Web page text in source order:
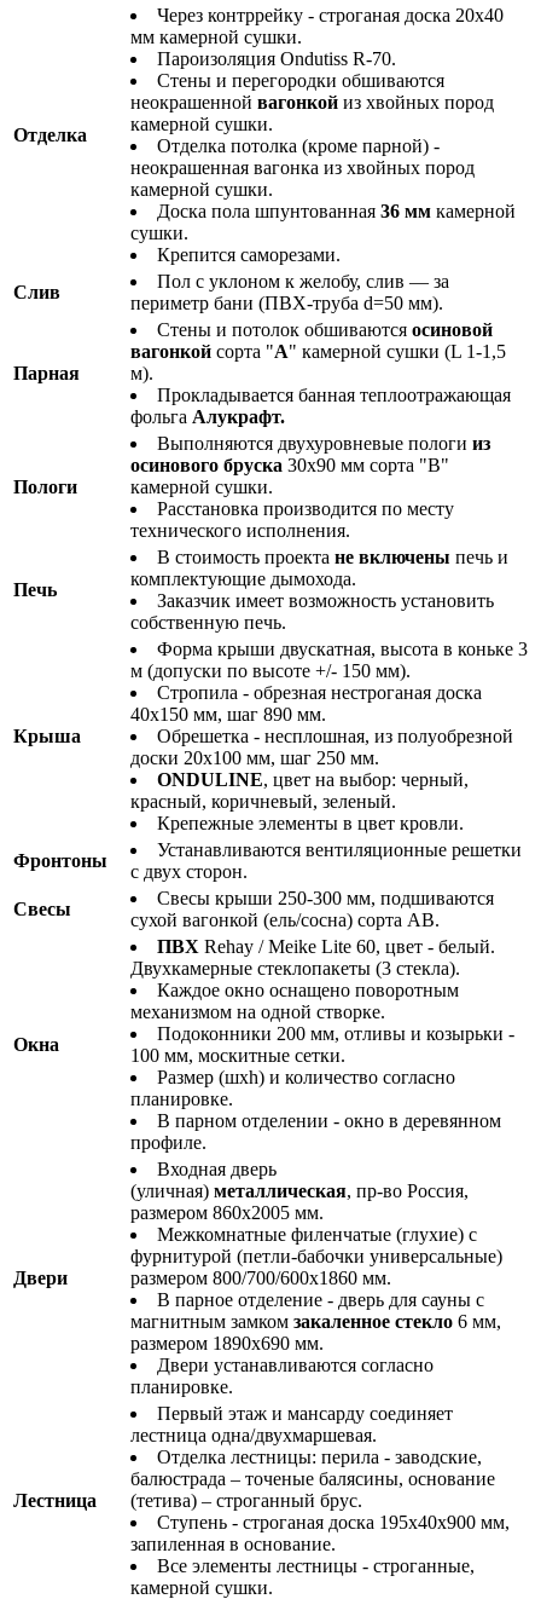
Отделка
Через контррейку - строганая доска 20х40
мм камерной сушки.
Пароизоляция Ondutiss R-70.
Стены и перегородки обшиваются
неокрашенной вагонкой из хвойных пород
камерной сушки.
Отделка потолка (кроме парной) -
неокрашенная вагонка из хвойных пород
камерной сушки.
Доска пола шпунтованная 36 мм камерной
сушки.
Крепится саморезами.
Слив
Пол с уклоном к желобу, слив — за
периметр бани (ПВХ-труба d=50 мм).
Парная
Стены и потолок обшиваются осиновой
вагонкой сорта "А" камерной сушки (L 1-1,5
м).
Прокладывается банная теплоотражающая
фольга Алукрафт.
Пологи
Выполняются двухуровневые пологи из
осинового бруска 30х90 мм сорта "В"
камерной сушки.
Расстановка производится по месту
технического исполнения.
Печь
В стоимость проекта не включены печь и
комплектующие дымохода.
Заказчик имеет возможность установить
собственную печь.
Крыша
Форма крыши двускатная, высота в коньке 3
м (допуски по высоте +/- 150 мм).
Стропила - обрезная нестроганая доска
40х150 мм, шаг 890 мм.
Обрешетка - несплошная, из полуобрезной
доски 20х100 мм, шаг 250 мм.
ONDULINE, цвет на выбор: черный,
красный, коричневый, зеленый.
Крепежные элементы в цвет кровли.
Фронтоны
Устанавливаются вентиляционные решетки
с двух сторон.
Свесы
Свесы крыши 250-300 мм, подшиваются
сухой вагонкой (ель/сосна) сорта АВ.
Окна
ПВХ Rehay / Meike Lite 60, цвет - белый.
Двухкамерные стеклопакеты (3 стекла).
Каждое окно оснащено поворотным
механизмом на одной створке.
Подоконники 200 мм, отливы и козырьки -
100 мм, москитные сетки.
Размер (шхh) и количество согласно
планировке.
В парном отделении - окно в деревянном
профиле.
Двери
Входная дверь
(уличная) металлическая, пр-во Россия,
размером 860х2005 мм.
Межкомнатные филенчатые (глухие) с
фурнитурой (петли-бабочки универсальные)
размером 800/700/600х1860 мм.
В парное отделение - дверь для сауны с
магнитным замком закаленное стекло 6 мм,
размером 1890х690 мм.
Двери устанавливаются согласно
планировке.
Лестница
Первый этаж и мансарду соединяет
лестница одна/двухмаршевая.
Отделка лестницы: перила - заводские,
балюстрада – точеные балясины, основание
(тетива) – строганный брус.
Ступень - строганая доска 195х40х900 мм,
запиленная в основание.
Все элементы лестницы - строганные,
камерной сушки.